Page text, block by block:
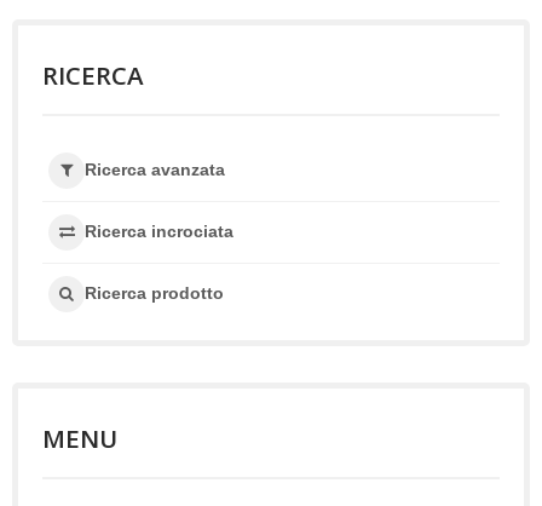
RICERCA
Ricerca avanzata
Ricerca incrociata
Ricerca prodotto
MENU